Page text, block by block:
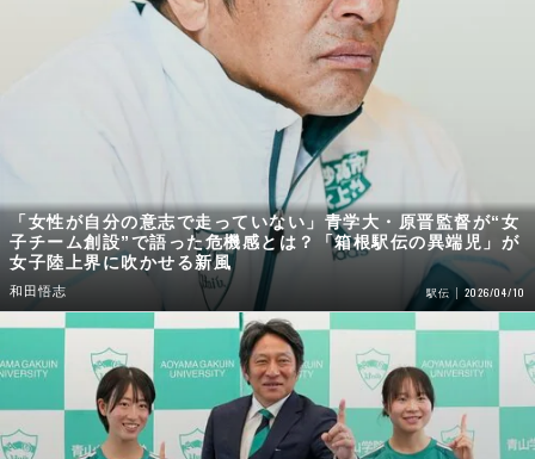
「女性が自分の意志で走っていない」青学大・原晋監督が“女
子チーム創設”で語った危機感とは？「箱根駅伝の異端児」が
女子陸上界に吹かせる新風
和田悟志 駅伝 2026/04/10